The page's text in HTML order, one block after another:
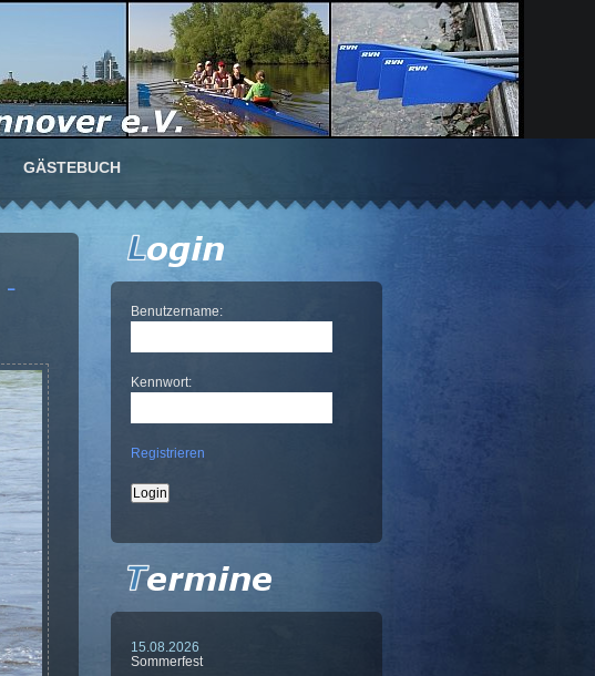
GÄSTEBUCH
-
Benutzername:
Kennwort:
Registrieren
15.08.2026
Sommerfest